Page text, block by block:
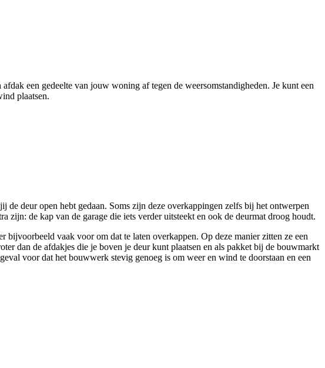
een gedeelte van jouw woning af tegen de weersomstandigheden. Je kunt een
plaatsen.
de deur open hebt gedaan. Soms zijn deze overkappingen zelfs bij het ontwerpen
zijn: de kap van de garage die iets verder uitsteekt en ook de deurmat droog houdt.
vaak voor om dat te laten overkappen. Op deze manier zitten ze een
dan de afdakjes die je boven je deur kunt plaatsen en als pakket bij de bouwmarkt
voor dat het bouwwerk stevig genoeg is om weer en wind te doorstaan en een